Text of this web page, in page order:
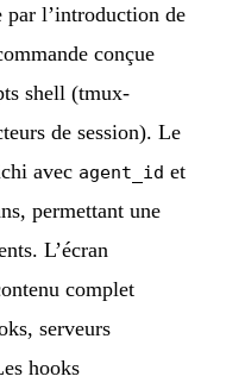
par l’introduction de
conçue
shell (tmux-
de session). Le
avec agent_id et
permettant une
L’écran
complet
serveurs
hooks